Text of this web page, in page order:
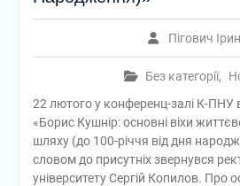
Пігович
Без категорії,
22 лютого у конференц-залі К-ПНУ
«Борис Кушнір: основні віхи
шляху (до 100-річчя від дня
словом до присутніх звернувся
університету Сергій Копилов. Про